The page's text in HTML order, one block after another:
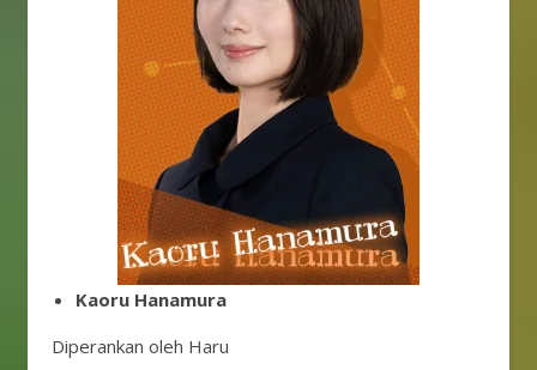
Kaoru Hanamura
Diperankan oleh Haru